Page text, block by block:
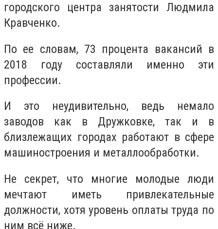
городского центра занятости Людмила
Кравченко.
По ее словам, 73 процента вакансий в
2018 году составляли именно эти
профессии.
И это неудивительно, ведь немало
заводов как в Дружковке, так и в
близлежащих городах работают в сфере
машиностроения и металлообработки.
Не секрет, что многие молодые люди
мечтают иметь привлекательные
должности, хотя уровень оплаты труда по
ним всё ниже.